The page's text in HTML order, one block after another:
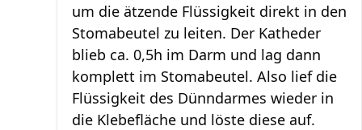
um die ätzende Flüssigkeit direkt in den
Stomabeutel zu leiten. Der Katheder
blieb ca. 0,5h im Darm und lag dann
komplett im Stomabeutel. Also lief die
Flüssigkeit des Dünndarmes wieder in
die Klebefläche und löste diese auf.